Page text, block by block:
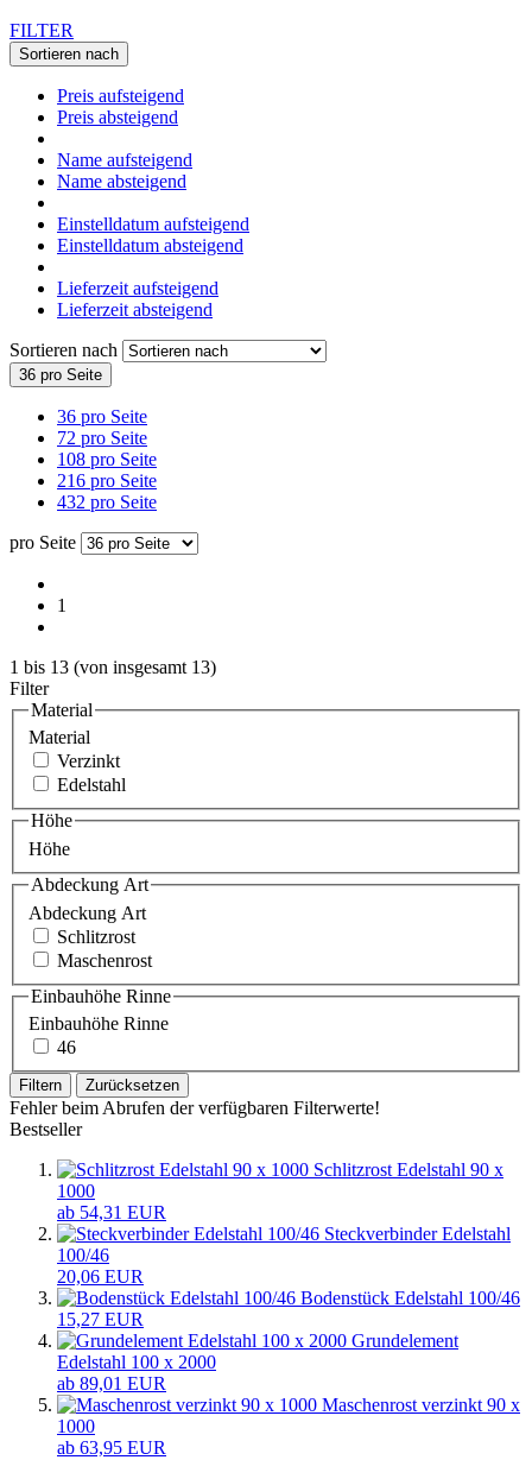
FILTER
Sortieren nach
Preis aufsteigend
Preis absteigend
Name aufsteigend
Name absteigend
Einstelldatum aufsteigend
Einstelldatum absteigend
Lieferzeit aufsteigend
Lieferzeit absteigend
Sortieren nach
36 pro Seite
36 pro Seite
72 pro Seite
108 pro Seite
216 pro Seite
432 pro Seite
pro Seite
1
1 bis 13 (von insgesamt 13)
Filter
Material
Material
Verzinkt
Edelstahl
Höhe
Höhe
Abdeckung Art
Abdeckung Art
Schlitzrost
Maschenrost
Einbauhöhe Rinne
Einbauhöhe Rinne
46
Filtern Zurücksetzen
Fehler beim Abrufen der verfügbaren Filterwerte!
Bestseller
Schlitzrost Edelstahl 90 x
1000
ab 54,31 EUR
Steckverbinder Edelstahl
100/46
20,06 EUR
Bodenstück Edelstahl 100/46
15,27 EUR
Grundelement
Edelstahl 100 x 2000
ab 89,01 EUR
Maschenrost verzinkt 90 x
1000
ab 63,95 EUR